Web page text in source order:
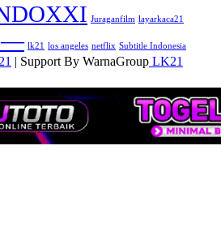
Juraganfilm layarkaca21
— lk21 los angeles netflix Subtitle Indonesia
| Support By WarnaGroup LK21